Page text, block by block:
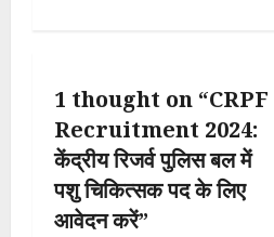
g
a
t
1 thought on “CRPF
Recruitment 2024:
केंद्रीय रिजर्व पुलिस बल में
पशु चिकित्सक पद के लिए
आवेदन करें”